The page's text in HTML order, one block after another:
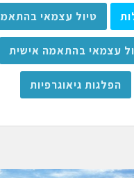
טיול עצמאי
עצמאי בהתאמה אישית
הפלגות גיאוגרפיות